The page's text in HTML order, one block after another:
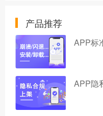
产品推荐
APP标
APP隐